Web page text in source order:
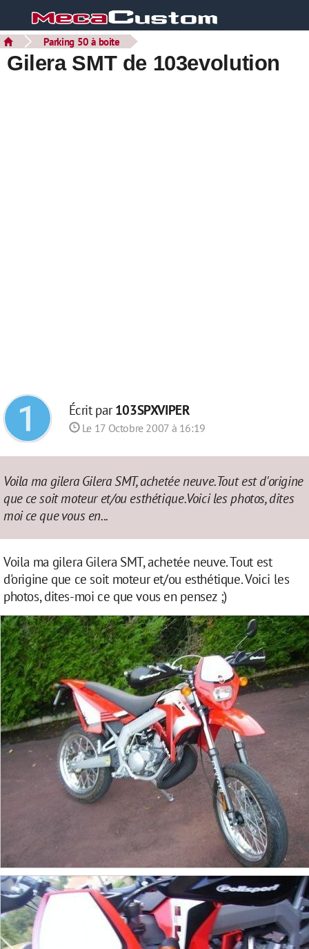
Parking 50 à boite
Gilera SMT de 103evolution
Écrit par103SPXVIPER
Le 17 Octobre 2007 à 16:19
Voila ma gilera Gilera SMT, achetée neuve.Tout est d'origine
que ce soit moteur et/ou esthétique.Voici les photos, dites
moi ce que vous en...
Voila ma gilera Gilera SMT, achetée neuve. Tout est
d'origine que ce soit moteur et/ou esthétique. Voici les
photos, dites-moi ce que vous en pensez ;)